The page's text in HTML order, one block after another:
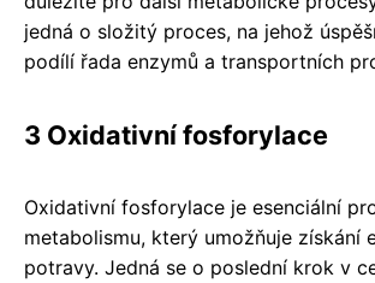
jedná o složitý proces, na jehož
podílí řada enzymů a transportních
3 Oxidativní fosforylace
Oxidativní fosforylace je esenciální
metabolismu, který umožňuje získání
potravy. Jedná se o poslední krok v